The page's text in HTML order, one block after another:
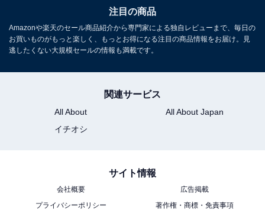
コムテック「ZDR055」
で夜間撮影性能向上 前後2カメラ 前後200万画素 FullHD
注目の商品
Amazonや楽天のセール商品紹介から専門家による独自レビューまで、毎日の
お買いものがもっと楽しく、もっとお得になる注目の商品情報をお届け。見
逃したくない大規模セールの情報も満載です。
関連サービス
All About
All About Japan
イチオシ
サイト情報
会社概要
広告掲載
プライバシーポリシー
著作権・商標・免責事項